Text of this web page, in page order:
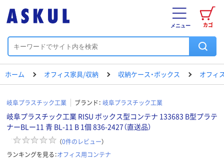
カゴ
メニュー
ホーム オフィス家具/収納 収納ケース・ボックス オフィ
岐阜プラスチック工業 ブランド： 岐阜プラスチック工業
岐阜プラスチック工業 RISU ボックス型コンテナ 133683 B型プラテ
ナーBLー11 青 BL-11 B 1個 836-2427（直送品）
（0件のレビュー）
ランキングを見る：オフィス用コンテナ